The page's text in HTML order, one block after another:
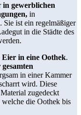
in gewerblichen
in
Sie ist ein regelmäßiger
in die Städte des
Eier in eine Oothek.
in einer Kammer
wird. Diese
zugedeckt
welche die Oothek bis